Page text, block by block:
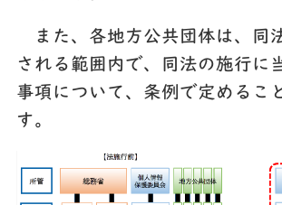
また、各地方公共団体は、同
される範囲内で、同法の施行に
事項について、条例で定めるこ
す。